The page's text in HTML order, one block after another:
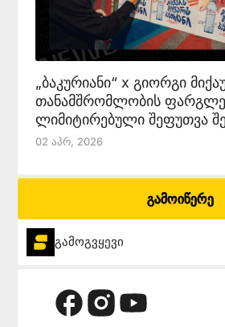
„ბაკურიანი“ x გიორგი
თანამშრომლობის
ლიმიტირებული შეფუთვა
02 Აპრ, 2026
გამოიწერე
გამოგვყევი